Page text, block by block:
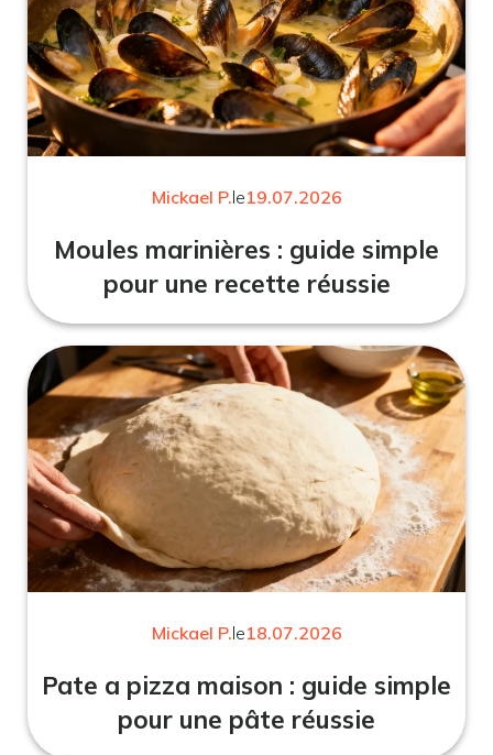
Mickael P.le19.07.2026
Moules marinières : guide simple
pour une recette réussie
Mickael P.le18.07.2026
Pate a pizza maison : guide simple
pour une pâte réussie